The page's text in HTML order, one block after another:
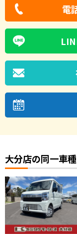
電
大分店の同一車種